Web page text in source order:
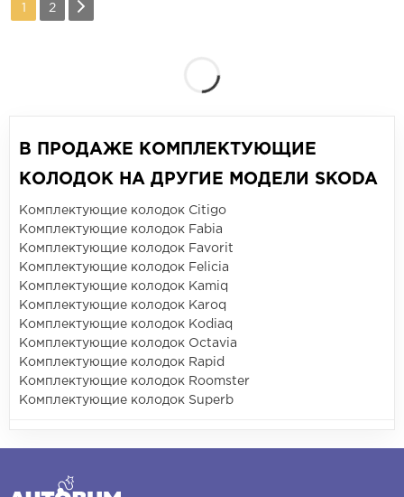
1 2
В ПРОДАЖЕ КОМПЛЕКТУЮЩИЕ
КОЛОДОК НА ДРУГИЕ МОДЕЛИ SKODA
Комплектующие колодок Citigo
Комплектующие колодок Fabia
Комплектующие колодок Favorit
Комплектующие колодок Felicia
Комплектующие колодок Kamiq
Комплектующие колодок Karoq
Комплектующие колодок Kodiaq
Комплектующие колодок Octavia
Комплектующие колодок Rapid
Комплектующие колодок Roomster
Комплектующие колодок Superb